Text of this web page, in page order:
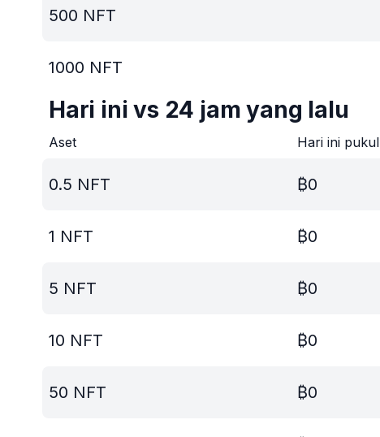
500 NFT
1000 NFT
Hari ini vs 24 jam yang lalu
Aset Hari ini pukul
0.5 NFT ₿0
1 NFT ₿0
5 NFT ₿0
10 NFT ₿0
50 NFT ₿0